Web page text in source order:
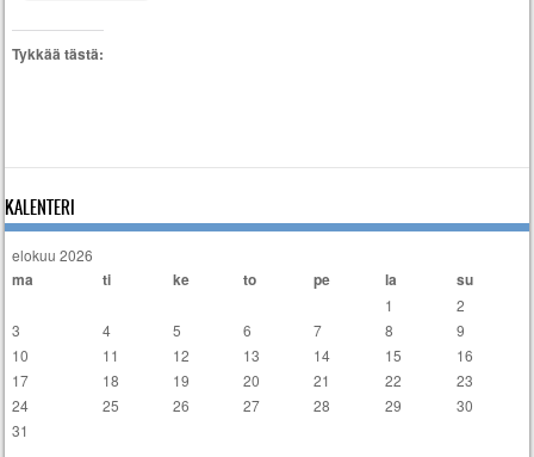
Tykkää tästä:
KALENTERI
elokuu 2026
ma ti ke to pe la su
1
2
3
4 5 6 7 8
9
10
11 12 13 14 15
16
17
18 19 20 21 22
23
24
25 26 27 28 29
30
31